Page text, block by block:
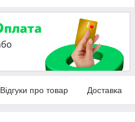
Відгуки про товар Доставка